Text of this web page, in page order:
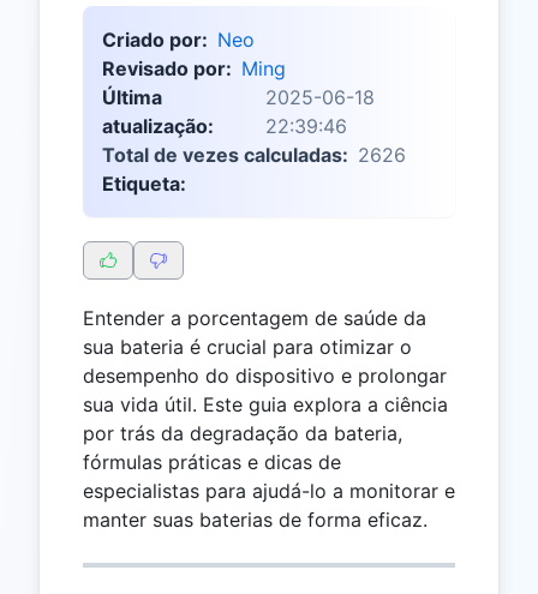
Criado por: Neo
Revisado por: Ming
Última
atualização:
2025-06-18
22:39:46
Total de vezes calculadas: 2626
Etiqueta:
Entender a porcentagem de saúde da
sua bateria é crucial para otimizar o
desempenho do dispositivo e prolongar
sua vida útil. Este guia explora a ciência
por trás da degradação da bateria,
fórmulas práticas e dicas de
especialistas para ajudá-lo a monitorar e
manter suas baterias de forma eficaz.